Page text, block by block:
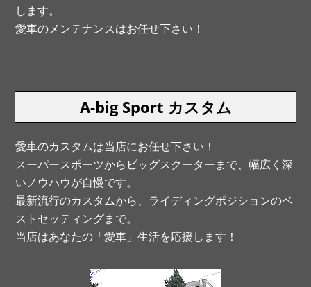
します。
愛車のメンテナンスはお任せ下さい！
A-big Sport カスタム
愛車のカスタムは当店にお任せ下さい！
スーパースポーツからビッグスクーターまで、幅広く深
いノウハウが自慢です。
最新流行のカスタムから、ライディングポジションのベ
ストセッティングまで。
当店はあなたの「愛車」生活を応援します！